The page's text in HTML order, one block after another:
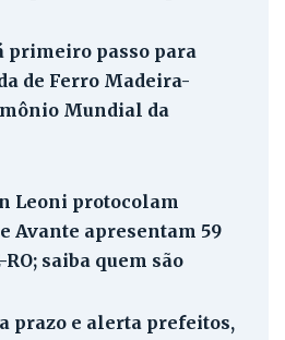
primeiro passo para
de Ferro Madeira-
Mundial da
Leoni protocolam
Avante apresentam 59
saiba quem são
prazo e alerta prefeitos,